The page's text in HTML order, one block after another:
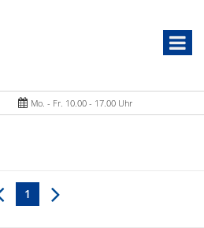
Mo. - Fr. 10.00 - 17.00 Uhr
1